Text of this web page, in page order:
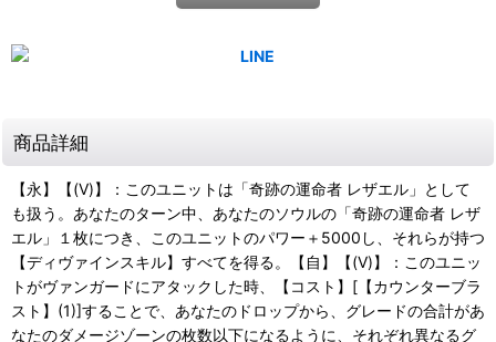
商品詳細
【永】【(V)】：このユニットは「奇跡の運命者 レザエル」として
も扱う。あなたのターン中、あなたのソウルの「奇跡の運命者 レザ
エル」１枚につき、このユニットのパワー＋5000し、それらが持つ
【ディヴァインスキル】すべてを得る。【自】【(V)】：このユニッ
トがヴァンガードにアタックした時、【コスト】[【カウンターブラ
スト】(1)]することで、あなたのドロップから、グレードの合計があ
なたのダメージゾーンの枚数以下になるように、それぞれ異なるグ